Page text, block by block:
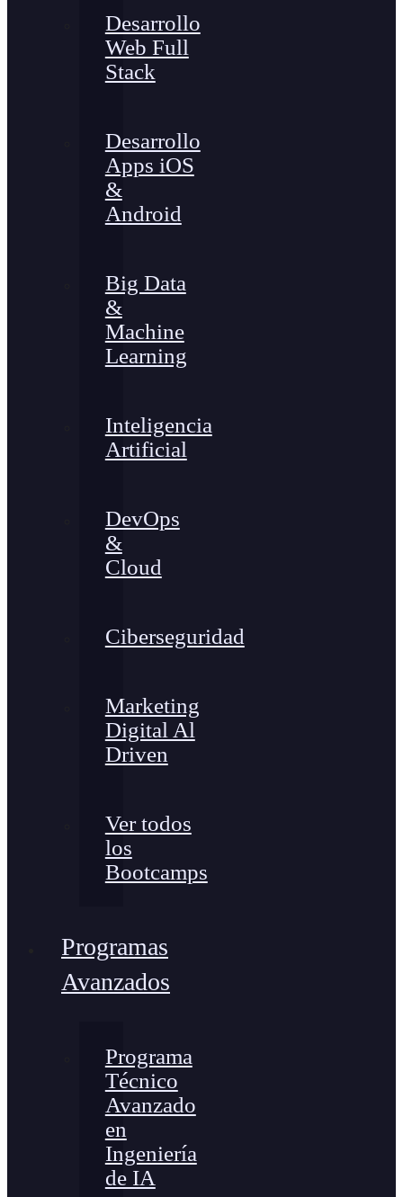
Desarrollo
Web Full
Stack
Desarrollo
Apps iOS
&
Android
Big Data
&
Machine
Learning
Inteligencia
Artificial
DevOps
&
Cloud
Ciberseguridad
Marketing
Digital Al
Driven
Ver todos
los
Bootcamps
Programas
Avanzados
Programa
Técnico
Avanzado
en
Ingeniería
de IA